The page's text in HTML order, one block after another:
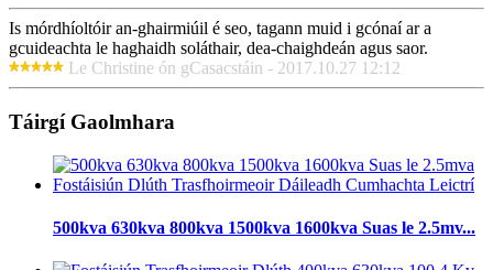
Is mórdhíoltóir an-ghairmiúil é seo, tagann muid i gcónaí ar a
gcuideachta le haghaidh soláthair, dea-chaighdeán agus saor.
Le Christine ón gCasacstáin - 2017.10.27 12:12
Táirgí Gaolmhara
500kva 630kva 800kva 1500kva 1600kva Suas le 2.5mv...